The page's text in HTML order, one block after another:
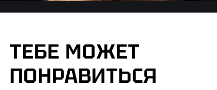
ТЕБЕ МОЖЕТ
ПОНРАВИТЬСЯ